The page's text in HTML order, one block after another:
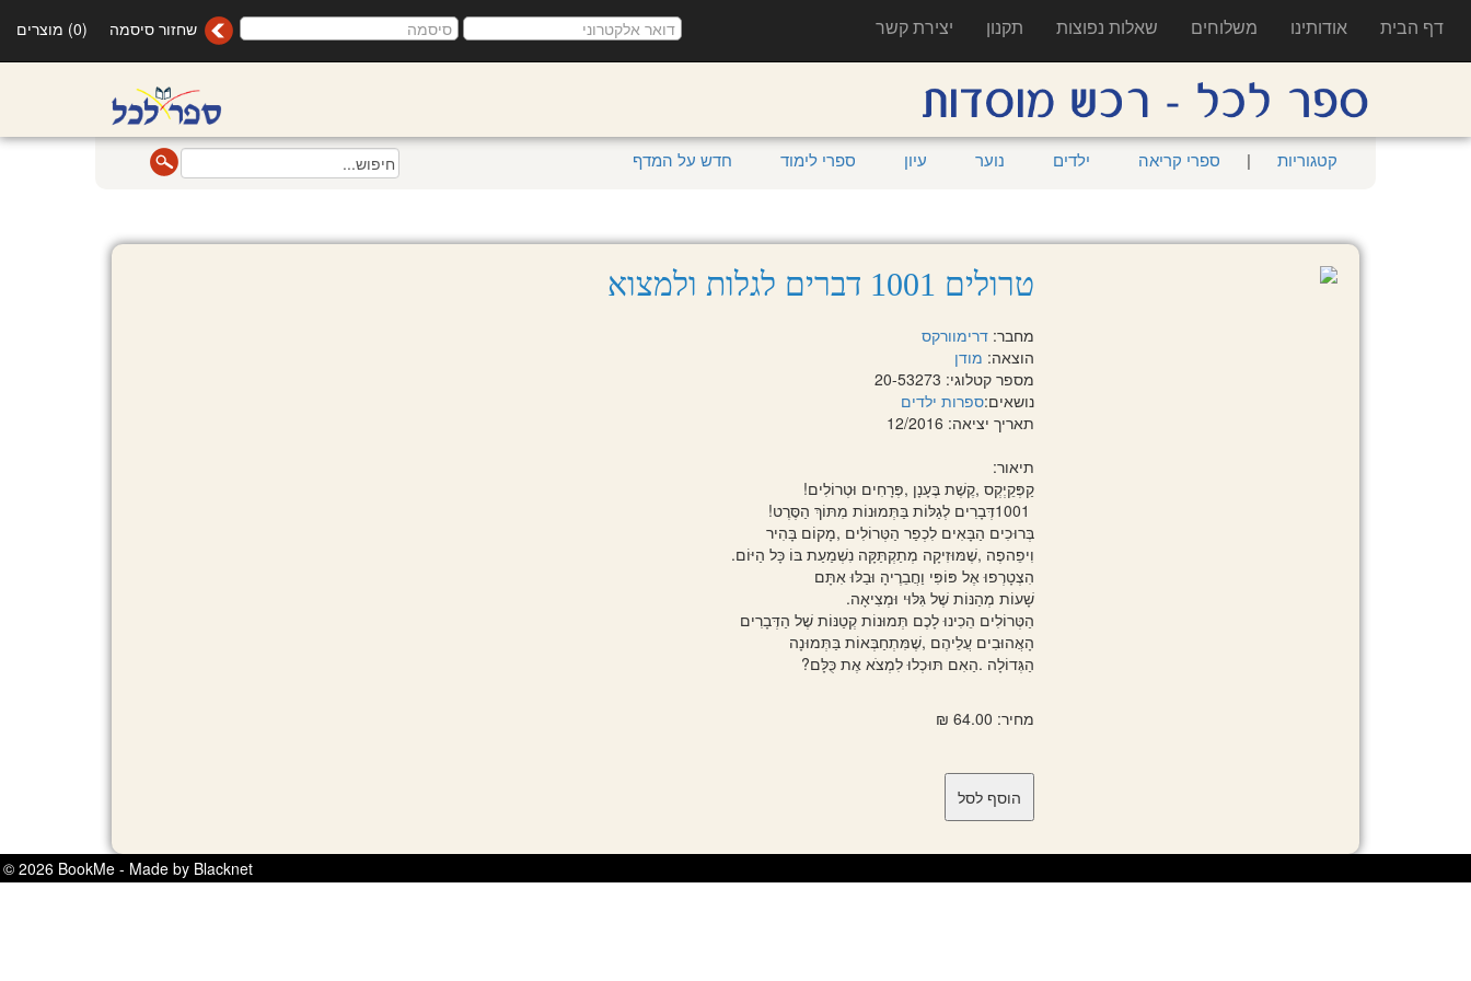
דף הבית אודותינו משלוחים שאלות נפוצות תקנון יצירת קשר שחזור סיסמה (0) מוצרים
קטגוריות | ספרי קריאה ילדים נוער עיון ספרי לימוד חדש על המדף
טרולים 1001 דברים לגלות ולמצוא
מחבר:דרימוורקס
הוצאה: מודן
מספר קטלוגי: 20-53273
נושאים:ספרות ילדים
תאריך יציאה: 12/2016
תיאור:
קַפְּקֵיְקְס‭, ‬קֶשֶׁת‭ ‬בֶּעָנָן‭, ‬פְּרָחִים‭ ‬וּטְרוֹלִים‭!‬
1001‭ ‬דְּבָרִים‭ ‬לְגַלּוֹת‭ ‬בַּתְּמוּנוֹת‭ ‬מִתּוֹךְ‭ ‬הַסֶּרֶט‭!‬
בְּרוּ כִים‭ ‬הַבָּאִים‭ ‬לִכְפַר‭ ‬הַטְּרוֹלִים‭, ‬מָקוֹם‭ ‬בָּהִיר
וִיפֵהפֶה‭, ‬שֶׁמּוּזִיקָה‭ ‬מְתַקְתַּקָּה‭ ‬נִשְׁמַעַת‭ ‬בּוֹ‭ ‬כָּל‭ ‬הַיּוֹם‭.‬
הִצְטָרְפוּ‭ ‬אֶל‭ ‬פּוֹפִּי‭ ‬וַחֲבֵרֶיהָ‭ ‬וּבַלּוּ‭ ‬אִתָּם
שָׁעוֹת‭ ‬מְהַנּוֹת‭ ‬שֶׁל‭ ‬גִּלּוּי‭ ‬וּמְצִיאָה‭.‬
הַטְּרוֹלִים‭ ‬הֵכִינוּ‭ ‬לָכֶם‭ ‬תְּמוּנוֹת‭ ‬קְטַנּוֹת‭ ‬שֶׁל‭ ‬הַדְּבָרִים
הָאֲהוּבִים‭ ‬עֲלֵיהֶם‭, ‬שֶׁמִּתְחַבְּאוֹת‭ ‬בַּתְּמוּ נָה
הַגְּדוֹלָה‭. ‬הַאִם‭ ‬תּוּ כְלוּ‭ ‬לִמְצֹא‭ ‬אֶת‭ ‬כֻּלָּם‭?‬
מחיר: 64.00 ₪
© 2026 BookMe - Made by Blacknet